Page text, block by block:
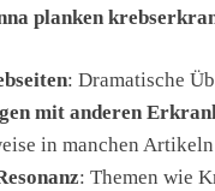
planken
: Dramatische
mit anderen
in manchen
: Themen wie